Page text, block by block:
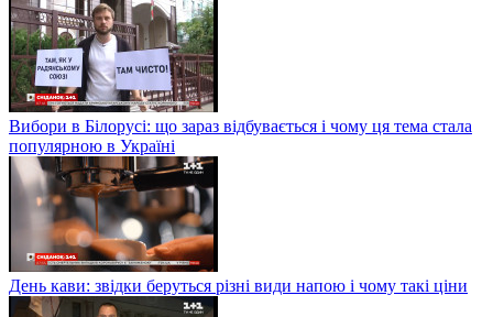
Вибори в Білорусі: що зараз відбувається і чому ця тема стала
популярною в Україні
День кави: звідки беруться різні види напою і чому такі ціни